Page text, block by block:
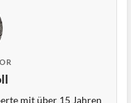
mit über 15 Jahren